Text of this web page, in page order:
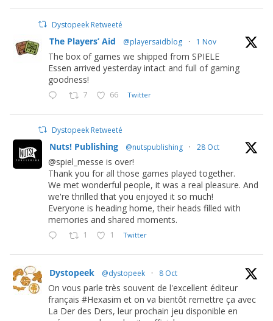
Dystopeek Retweeté
The Players’ Aid @playersaidblog · 1 Nov
The box of games we shipped from SPIELE
Essen arrived yesterday intact and full of gaming
goodness!
7 66 Twitter
Dystopeek Retweeté
Nuts! Publishing @nutspublishing · 28 Oct
@spiel_messe is over!
Thank you for all those games played together.
We met wonderful people, it was a real pleasure. And
we're thrilled that you enjoyed it so much!
Everyone is heading home, their heads filled with
memories and shared moments.
1 1 Twitter
Dystopeek @dystopeek · 8 Oct
On vous parle très souvent de l'excellent éditeur
français #Hexasim et on va bientôt remettre ça avec
La Der des Ders, leur prochain jeu disponible en